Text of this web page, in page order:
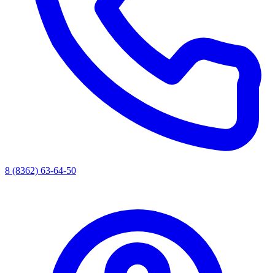
8 (8362) 63-64-50